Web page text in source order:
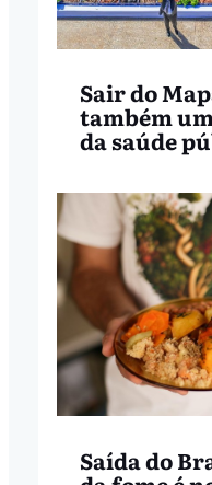
Sair do
também
da saúde
Saída do